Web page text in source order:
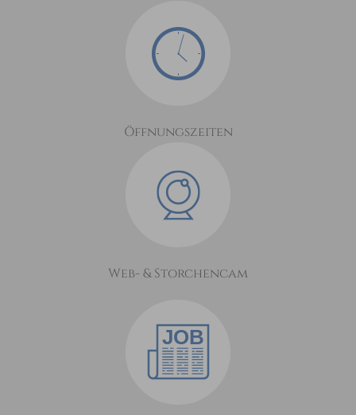
Öffnungszeiten
Web- & Storchencam